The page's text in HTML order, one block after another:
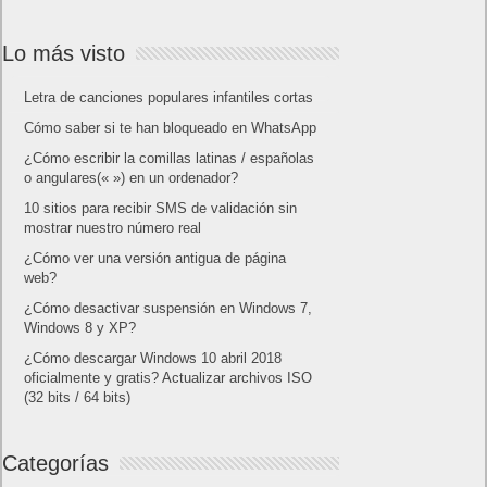
Lo más visto
Letra de canciones populares infantiles cortas
Cómo saber si te han bloqueado en WhatsApp
¿Cómo escribir la comillas latinas / españolas
o angulares(« ») en un ordenador?
10 sitios para recibir SMS de validación sin
mostrar nuestro número real
¿Cómo ver una versión antigua de página
web?
¿Cómo desactivar suspensión en Windows 7,
Windows 8 y XP?
¿Cómo descargar Windows 10 abril 2018
oficialmente y gratis? Actualizar archivos ISO
(32 bits / 64 bits)
Categorías